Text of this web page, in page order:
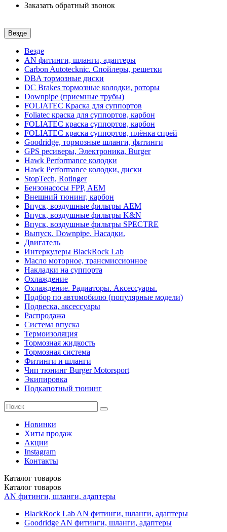
Заказать обратный звонок
Везде
Везде
AN фитинги, шланги, адаптеры
Carbon Autotecknic. Спойлеры, решетки
DBA тормозные диски
DC Brakes тормозные колодки, роторы
Downpipe (приемные трубы)
FOLIATEC Краска для суппортов
Foliatec краска для суппортов, карбон
FOLIATEC краска суппортов, карбон
FOLIATEC краска суппортов, плёнка спрей
Goodridge, тормозные шланги, фитинги
GPS ресиверы, Электроника, Burger
Hawk Performance колодки
Hawk Performance колодки, диски
StopTech, Rotinger
Бензонасосы FPP, AEM
Внешний тюнинг, карбон
Впуск, воздушные фильтры AEM
Впуск, воздушные фильтры K&N
Впуск, воздушные фильтры SPECTRE
Выпуск. Downpipe. Насадки.
Двигатель
Интеркулеры BlackRock Lab
Масло моторное, трансмиссионное
Накладки на суппорта
Охлаждение
Охлаждение. Радиаторы. Аксессуары.
Подбор по автомобилю (популярные модели)
Подвеска, аксессуары
Распродажа
Система впуска
Термоизоляция
Тормозная жидкость
Тормозная система
Фитинги и шланги
Чип тюнинг Burger Motorsport
Экипировка
Подкапотный тюнинг
Новинки
Хиты продаж
Акции
Instagram
Контакты
Каталог товаров
Каталог товаров
AN фитинги, шланги, адаптеры
BlackRock Lab AN фитинги, шланги, адаптеры
Goodridge AN фитинги, шланги, адаптеры